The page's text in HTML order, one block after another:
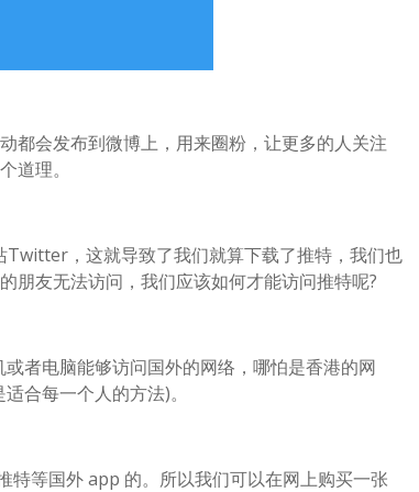
都会发布到微博上，用来圈粉，让更多的人关注
道理。
，这就导致了我们就算下载了推特，我们也
朋友无法访问，我们应该如何才能访问推特呢?
者电脑能够访问国外的网络，哪怕是香港的网
合每一个人的方法)。
等国外 app 的。所以我们可以在网上购买一张